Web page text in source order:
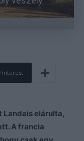
Landais elárulta,
A francia